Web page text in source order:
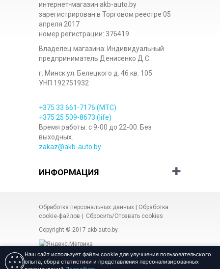
интернет-магазин akb-auto.by
зарегистрирован в Торговом реестре 05
апреля 2017
номер регистрации: 376419
Владелец магазина: Индивидуальный
предприниматель Денисенко Д.С.
г. Минск ул. Белецкого д. 46 кв. 105
УНП 192751932
+375 33 661-7176 (МТС)
+375 25 509-8673 (life)
Время работы: с 9-00 до 22-00. Без
выходных.
zakaz@akb-auto.by
ИНФОРМАЦИЯ
Обработка персональных данных
Обработка
cookie-файлов
Сбросить/Отозвать cookies
Copyright © 2017 akb-auto.by.
Наш сайт использует файлы cookie для улучшения пользовательского
опыта, сбора статистики и представления персонализированных